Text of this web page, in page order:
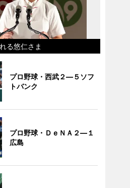
る悠仁さま
プロ野球・西武２―５ソフ
トバンク
プロ野球・ＤｅＮＡ２―１
広島